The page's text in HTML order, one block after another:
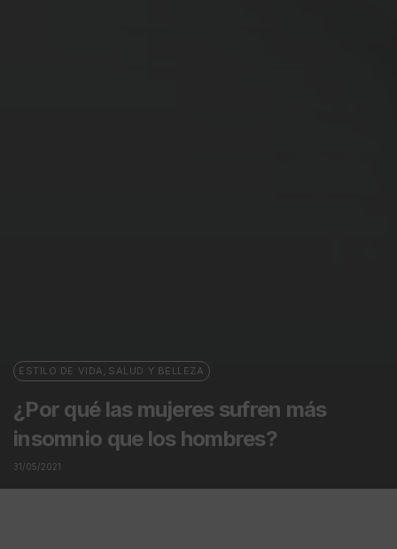
ESTILO DE VIDA , SALUD Y BELLEZA
¿Por qué las mujeres sufren más
insomnio que los hombres?
31/05/2021